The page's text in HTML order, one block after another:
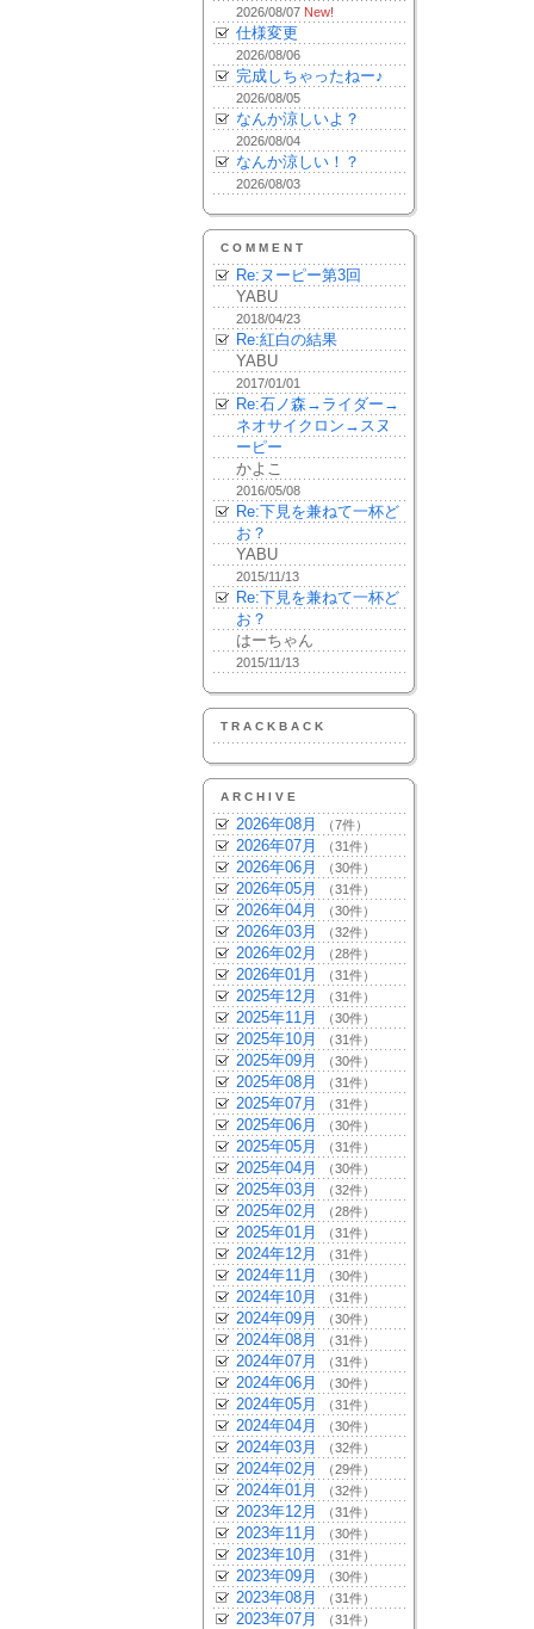
2026/08/07 New!
仕様変更
2026/08/06
完成しちゃったねー♪
2026/08/05
なんか涼しいよ？
2026/08/04
なんか涼しい！？
2026/08/03
COMMENT
Re:ヌーピー第3回
YABU
2018/04/23
Re:紅白の結果
YABU
2017/01/01
Re:石ノ森→ライダー→
ネオサイクロン→スヌ
ーピー
かよこ
2016/05/08
Re:下見を兼ねて一杯ど
お？
YABU
2015/11/13
Re:下見を兼ねて一杯ど
お？
はーちゃん
2015/11/13
TRACKBACK
ARCHIVE
2026年08月 （7件）
2026年07月 （31件）
2026年06月 （30件）
2026年05月 （31件）
2026年04月 （30件）
2026年03月 （32件）
2026年02月 （28件）
2026年01月 （31件）
2025年12月 （31件）
2025年11月 （30件）
2025年10月 （31件）
2025年09月 （30件）
2025年08月 （31件）
2025年07月 （31件）
2025年06月 （30件）
2025年05月 （31件）
2025年04月 （30件）
2025年03月 （32件）
2025年02月 （28件）
2025年01月 （31件）
2024年12月 （31件）
2024年11月 （30件）
2024年10月 （31件）
2024年09月 （30件）
2024年08月 （31件）
2024年07月 （31件）
2024年06月 （30件）
2024年05月 （31件）
2024年04月 （30件）
2024年03月 （32件）
2024年02月 （29件）
2024年01月 （32件）
2023年12月 （31件）
2023年11月 （30件）
2023年10月 （31件）
2023年09月 （30件）
2023年08月 （31件）
2023年07月 （31件）